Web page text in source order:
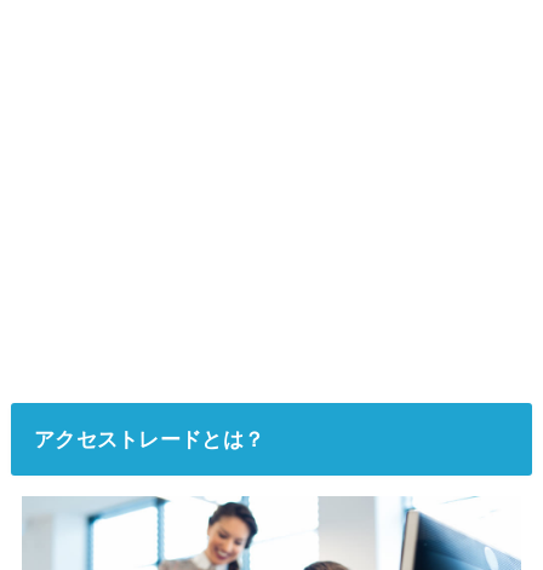
アクセストレードとは？